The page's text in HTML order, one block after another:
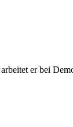
er bei